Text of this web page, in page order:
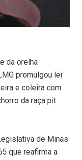
da orelha
promulgou lei
e coleira com
da raça pit
de Minas
que reafirma a